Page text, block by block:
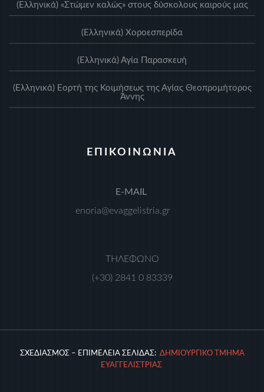
(Ελληνικά) «Στώμεν καλώς» στους δύσκολους καιρούς μας
(Ελληνικά) Xοροεσπερίδα
(Ελληνικά) Αγία Παρασκευή
(Ελληνικά) Eορτή της Κοιμήσεως της Αγίας Θεοπρομήτορος
Άννης
ΕΠΙΚΟΙΝΩΝΙΑ
Ε-MAIL
enoria@evaggelistria.gr
ΤΗΛΕΦΩΝΟ
(+30) 2841 0 83339
ΣΧΕΔΙΑΣΜΟΣ – ΕΠΙΜΕΛΕΙΑ ΣΕΛΙΔΑΣ: ΔΗΜΙΟΥΡΓΙΚΟ ΤΜΗΜΑ
ΕΥΑΓΓΕΛΙΣΤΡΙΑΣ